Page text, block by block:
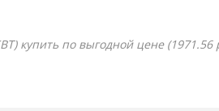
купить по выгодной цене (1971.56